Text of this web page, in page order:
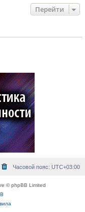
Перейти
Часовой пояс: UTC+03:00
© phpBB Limited